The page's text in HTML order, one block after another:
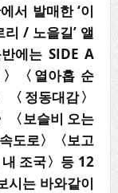
서 발매한‘이
리 / 노을길’ 앨
에는 SIDE A
〉〈 열아홉 순
〈 정동대감〉
〈보슬비 오는
도로〉〈보고
조국〉 등 12
시는 바와같이